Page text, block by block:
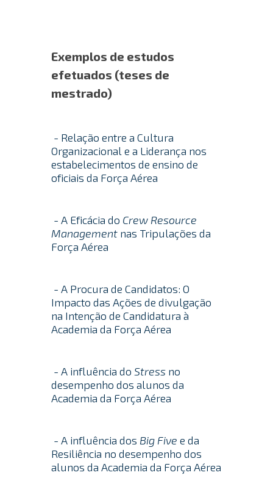
Exemplos de estudos
efetuados (teses de
mestrado)
- Relação entre a Cultura
Organizacional e a Liderança nos
estabelecimentos de ensino de
oficiais da Força Aérea
- A Eficácia do Crew Resource
Management nas Tripulações da
Força Aérea
- A Procura de Candidatos: O
Impacto das Ações de divulgação
na Intenção de Candidatura à
Academia da Força Aérea
- A influência do Stress no
desempenho dos alunos da
Academia da Força Aérea
- A influência dos Big Five e da
Resiliência no desempenho dos
alunos da Academia da Força Aérea